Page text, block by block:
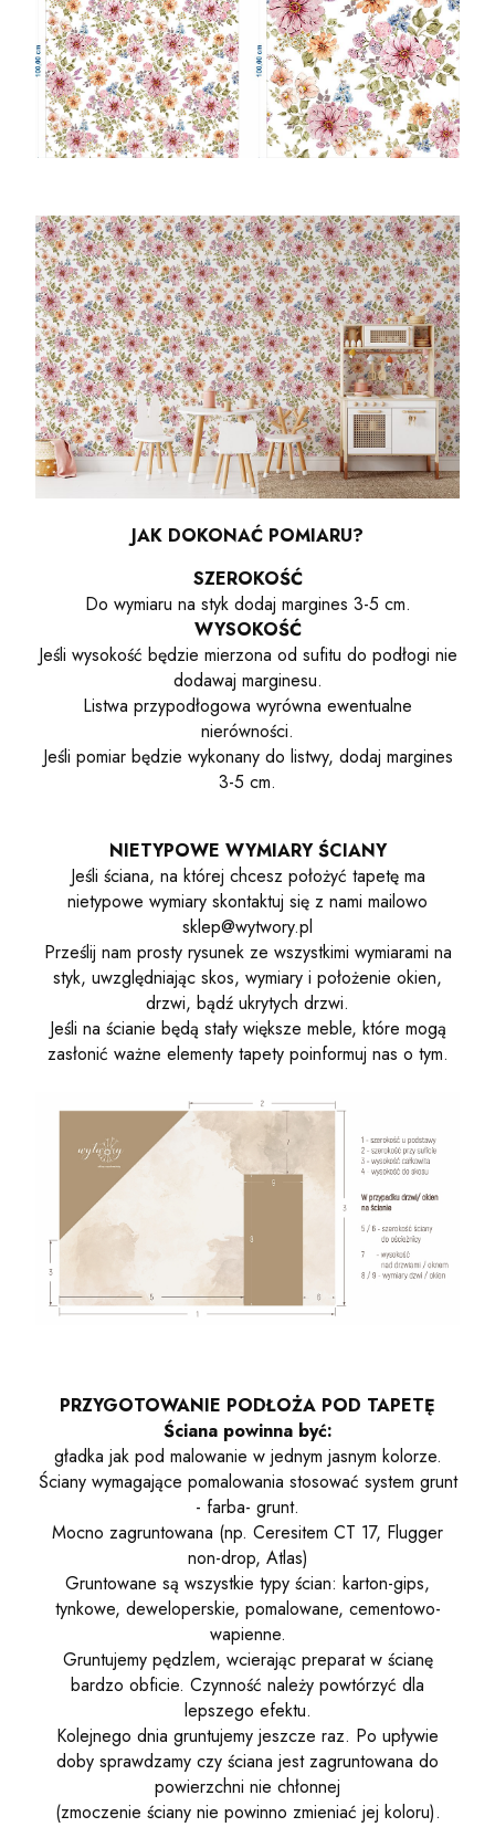
JAK DOKONAĆ POMIARU?
SZEROKOŚĆ
Do wymiaru na styk dodaj margines 3-5 cm.
WYSOKOŚĆ
Jeśli wysokość będzie mierzona od sufitu do podłogi nie
dodawaj marginesu.
Listwa przypodłogowa wyrówna ewentualne
nierówności.
Jeśli pomiar będzie wykonany do listwy, dodaj margines
3-5 cm.
NIETYPOWE WYMIARY ŚCIANY
Jeśli ściana, na której chcesz położyć tapetę ma
nietypowe wymiary skontaktuj się z nami mailowo
sklep@wytwory.pl
Prześlij nam prosty rysunek ze wszystkimi wymiarami na
styk, uwzględniając skos, wymiary i położenie okien,
drzwi, bądź ukrytych drzwi.
Jeśli na ścianie będą stały większe meble, które mogą
zasłonić ważne elementy tapety poinformuj nas o tym.
PRZYGOTOWANIE PODŁOŻA POD TAPETĘ
Ściana powinna być:
gładka jak pod malowanie w jednym jasnym kolorze.
Ściany wymagające pomalowania stosować system grunt
- farba- grunt.
Mocno zagruntowana (np. Ceresitem CT 17, Flugger
non-drop, Atlas)
Gruntowane są wszystkie typy ścian: karton-gips,
tynkowe, deweloperskie, pomalowane, cementowo-
wapienne.
Gruntujemy pędzlem, wcierając preparat w ścianę
bardzo obficie. Czynność należy powtórzyć dla
lepszego efektu.
Kolejnego dnia gruntujemy jeszcze raz. Po upływie
doby sprawdzamy czy ściana jest zagruntowana do
powierzchni nie chłonnej
(zmoczenie ściany nie powinno zmieniać jej koloru).